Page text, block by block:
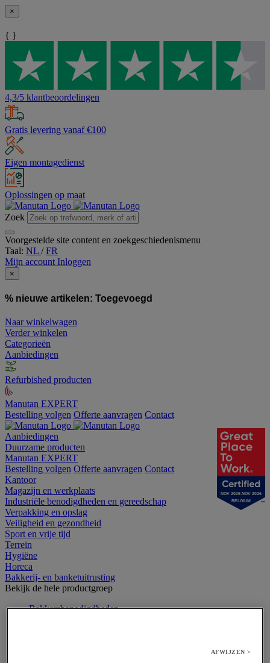
×
{ }
4,3/5 klantbeoordelingen
Gratis levering vanaf €100
Eigen montagedienst
Oplossingen op maat
Zoek
Voorgestelde site content en zoekgeschiedenismenu
Taal: NL /FR
Mijn account Inloggen
×
% nieuwe artikelen: Toegevoegd
Naar winkelwagen
Verder winkelen
Categorieën
Aanbiedingen
Refurbished producten
Manutan EXPERT
Bestelling volgen Offerte aanvragen Contact
Aanbiedingen
Duurzame producten
Manutan EXPERT
Bestelling volgen Offerte aanvragen Contact
Kantoor
Magazijn en werkplaats
Industriële benodigdheden en gereedschap
Verpakking en opslag
Veiligheid en gezondheid
Sport en vrije tijd
Terrein
Hygiëne
Horeca
Bakkerij- en banketuitrusting
Bekijk de hele productgroep
Bakkersbenodigdheden
NOV 2025-NOV 2026
BELGIUM
AFWIJZEN >